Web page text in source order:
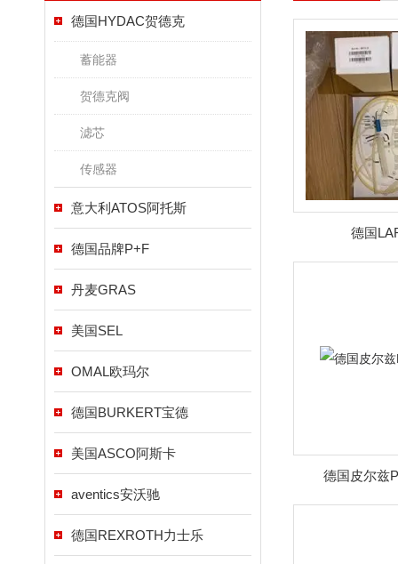
德国HYDAC贺德克
蓄能器
贺德克阀
滤芯
传感器
意大利ATOS阿托斯
德国品牌P+F
丹麦GRAS
美国SEL
OMAL欧玛尔
德国BURKERT宝德
美国ASCO阿斯卡
aventics安沃驰
德国REXROTH力士乐
德国
德国皮尔兹